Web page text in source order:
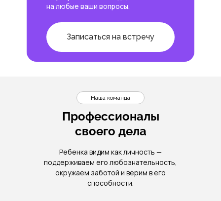
на любые ваши вопросы.
Записаться на встречу
Профессионалы
своего дела
Наша команда
Ребенка видим как личность —
поддерживаем его любознательность,
окружаем заботой и верим в его
способности.